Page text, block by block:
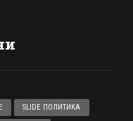
SLIDE ПОЛИТИКА